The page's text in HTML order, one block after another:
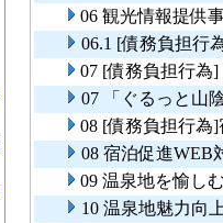
06 観光情報提供
06.1 [債務負担行
07 [債務負担行為
07 「ぐるっと山
08 [債務負担行
08 宿泊促進WEB
09 温泉地を愉し
10 温泉地魅力向